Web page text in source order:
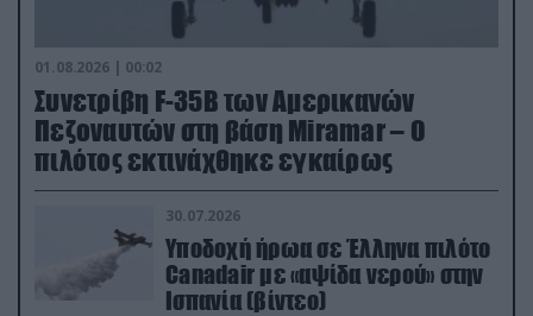
01.08.2026 | 00:02
Συνετρίβη F-35B των Αμερικανών
Πεζοναυτών στη βάση Miramar – Ο
πιλότος εκτινάχθηκε εγκαίρως
30.07.2026
Υποδοχή ήρωα σε Έλληνα πιλότο
Canadair με «αψίδα νερού» στην
Ισπανία (βίντεο)